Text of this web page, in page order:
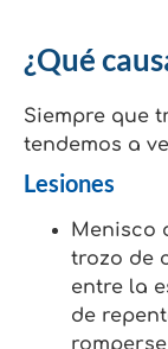
¿Qué
Siempre que
tendemos a
Lesiones
Menisco
trozo de
entre la
de